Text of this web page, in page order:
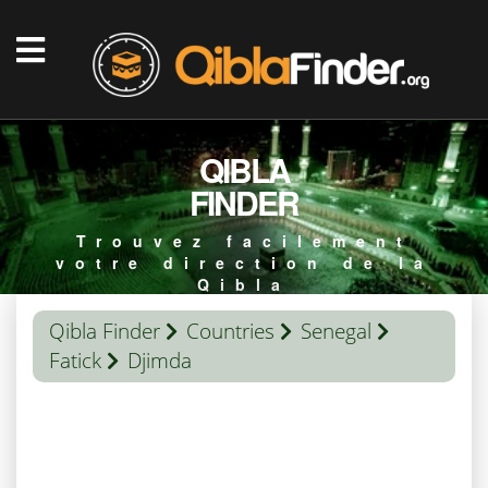
QIBLA
FINDER
Trouvez facilement
votre direction de la
Qibla
Qibla Finder Countries
Senegal
Fatick
Djimda